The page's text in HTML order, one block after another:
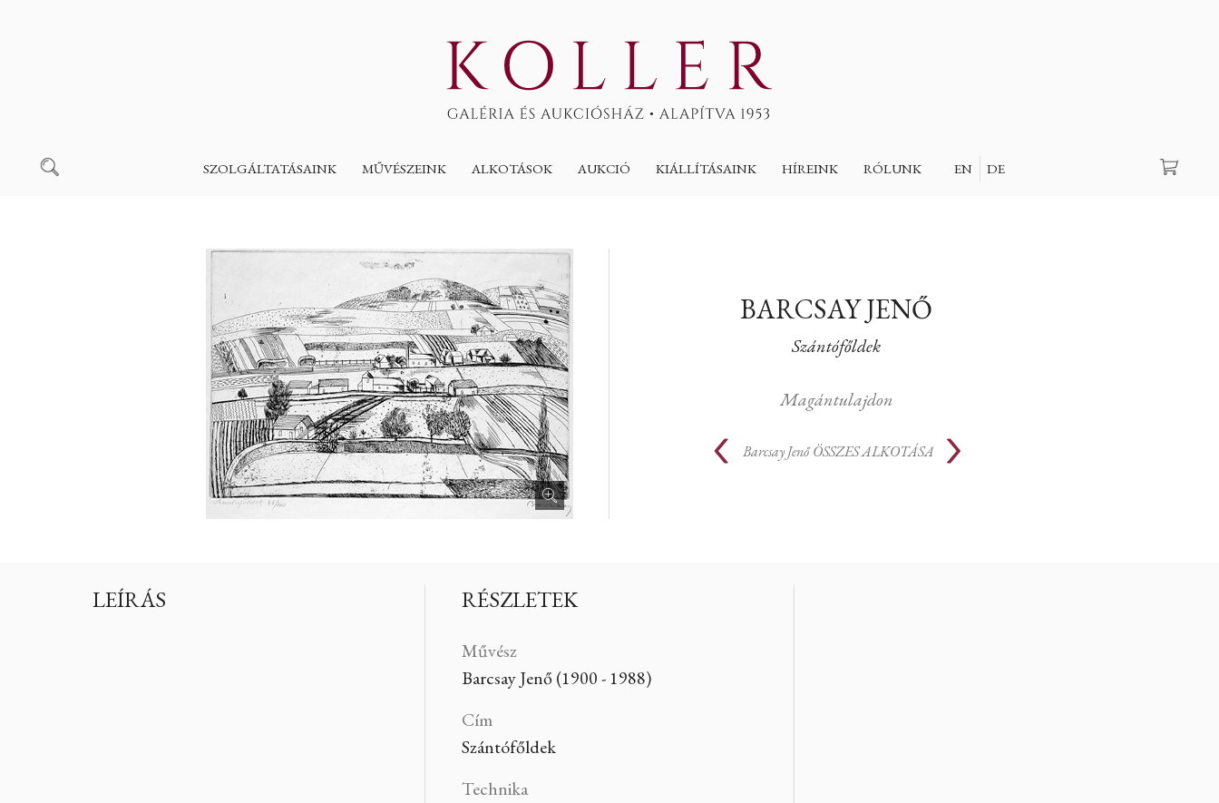
SZOLGÁLTATÁSAINK MŰVÉSZEINK ALKOTÁSOK AUKCIÓ KIÁLLÍTÁSAINK HÍREINK RÓLUNK EN DE
Keresés
BARCSAY JENŐ
Szántófőldek
Magántulajdon
Barcsay Jenő ÖSSZES ALKOTÁSA
LEÍRÁS RÉSZLETEK
Művész
Barcsay Jenő (1900 - 1988)
Cím
Szántófőldek
Technika